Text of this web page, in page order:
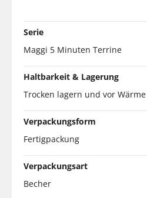
Serie
Maggi 5 Minuten Terrine
Haltbarkeit & Lagerung
Trocken lagern und vor
Verpackungsform
Fertigpackung
Verpackungsart
Becher